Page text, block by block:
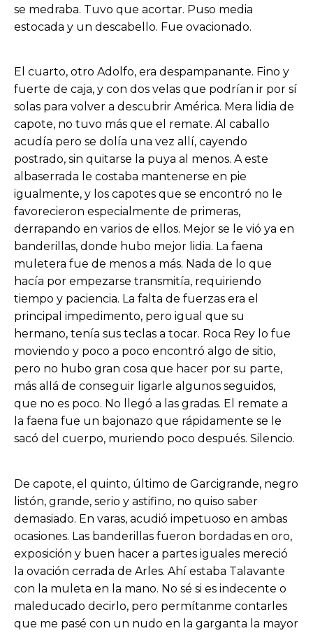
se medraba. Tuvo que acortar. Puso media
estocada y un descabello. Fue ovacionado.
El cuarto, otro Adolfo, era despampanante. Fino y
fuerte de caja, y con dos velas que podrían ir por sí
solas para volver a descubrir América. Mera lidia de
capote, no tuvo más que el remate. Al caballo
acudía pero se dolía una vez allí, cayendo
postrado, sin quitarse la puya al menos. A este
albaserrada le costaba mantenerse en pie
igualmente, y los capotes que se encontró no le
favorecieron especialmente de primeras,
derrapando en varios de ellos. Mejor se le vió ya en
banderillas, donde hubo mejor lidia. La faena
muletera fue de menos a más. Nada de lo que
hacía por empezarse transmitía, requiriendo
tiempo y paciencia. La falta de fuerzas era el
principal impedimento, pero igual que su
hermano, tenía sus teclas a tocar. Roca Rey lo fue
moviendo y poco a poco encontró algo de sitio,
pero no hubo gran cosa que hacer por su parte,
más allá de conseguir ligarle algunos seguidos,
que no es poco. No llegó a las gradas. El remate a
la faena fue un bajonazo que rápidamente se le
sacó del cuerpo, muriendo poco después. Silencio.
De capote, el quinto, último de Garcigrande, negro
listón, grande, serio y astifino, no quiso saber
demasiado. En varas, acudió impetuoso en ambas
ocasiones. Las banderillas fueron bordadas en oro,
exposición y buen hacer a partes iguales mereció
la ovación cerrada de Arles. Ahí estaba Talavante
con la muleta en la mano. No sé si es indecente o
maleducado decirlo, pero permítanme contarles
que me pasé con un nudo en la garganta la mayor